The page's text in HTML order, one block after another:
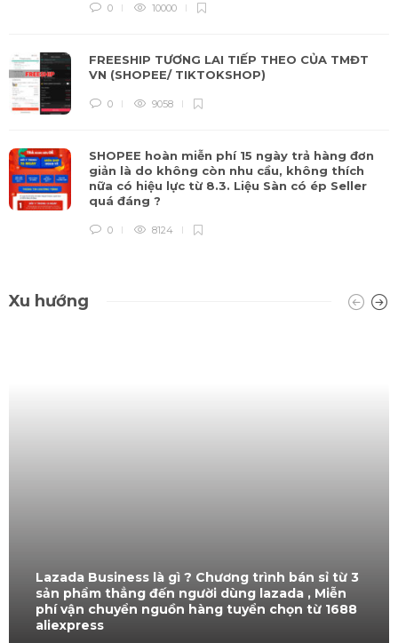
0 10000
FREESHIP TƯƠNG LAI TIẾP THEO CỦA TMĐT
VN (SHOPEE/ TIKTOKSHOP)
0 9058
SHOPEE hoàn miễn phí 15 ngày trả hàng đơn
giản là do không còn nhu cầu, không thích
nữa có hiệu lực từ 8.3. Liệu Sàn có ép Seller
quá đáng ?
0 8124
Xu hướng
Lazada Business là gì ? Chương trình bán sỉ từ 3
sản phẩm thẳng đến người dùng lazada , Miễn
phí vận chuyển nguồn hàng tuyển chọn từ 1688
aliexpress